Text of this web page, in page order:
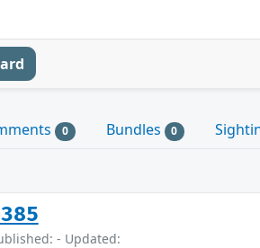
0 Bundles 0
- Updated: